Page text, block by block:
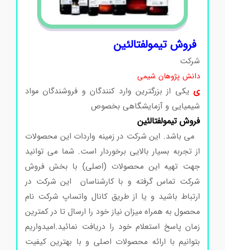
فروش تیمولفتالئین
شرکت
دانش پژوهان شیمی
یکی از بزرگترین وارد کنندگان و فروشندگان مواد
شیمیایی و آزمایشگاهی بخصوص
فروشتیمولفتالئین
می باشد. این شرکت در زمینه واردات این محصولات
از تجربه بسیار بالایی برخوردار است. شما می توانید
جهت تهیه این محصولات (اصلی) با بخش فروش
شرکت تماس گرفته و با کارشناسان این شرکت در
ارتباط باشید و یا از طریق کانال واتساپ شرکت نام
محصول به همراه میزان نیاز خود را ارسال تا در کمترین
زمان پاسخ استعلام خود را دریافت نمائید.امیدواریم
بتوانیم با ارائه محصولات اصلی و با بهترین کیفیت